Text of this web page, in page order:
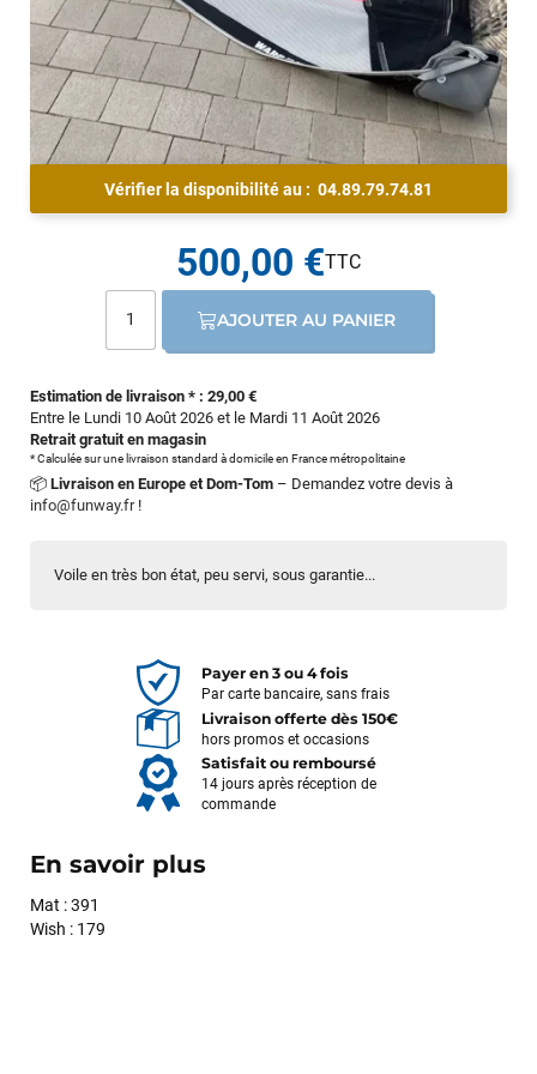
Voile en très bon état, peu servi, sous garantie...
Vérifier la disponibilité au : 04.89.79.74.81
Estimation de livraison * : 29,00 €
Entre le Lundi 10 Août 2026 et le Mardi 11 Août 2026
Retrait gratuit en magasin
* Calculée sur une livraison standard à domicile en France métropolitaine
📦 Livraison en Europe et Dom-Tom – Demandez votre devis à
info@funway.fr!
500,00 €
AJOUTER AU PANIER
Payer en 3 ou 4 fois
Par carte bancaire, sans frais
Livraison offerte dès 150€
hors promos et occasions
Satisfait ou remboursé
14 jours après réception de
commande
En savoir plus
Mat : 391
Wish : 179